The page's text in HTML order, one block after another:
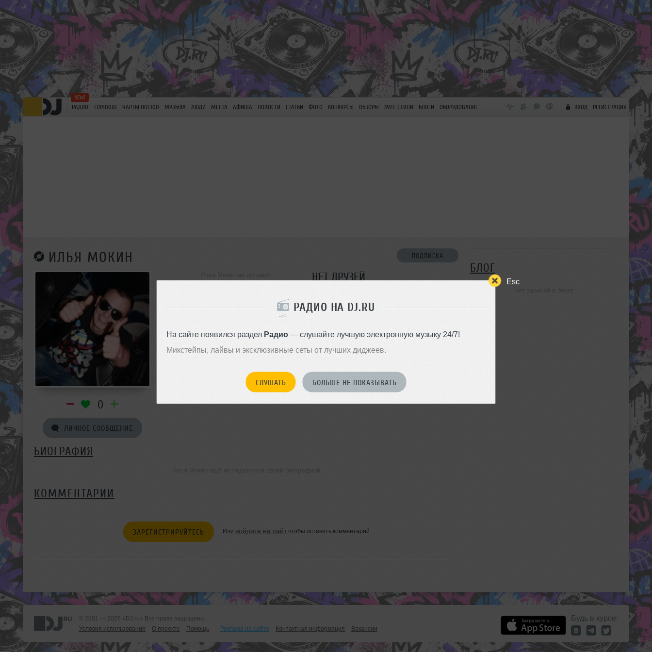
Esc
РАДИО НА DJ.RU
На сайте появился раздел Радио— слушайте лучшую электронную музыку 24/7!
Микстейпы, лайвы и эксклюзивные сеты от лучших диджеев.
СЛУШАТЬ БОЛЬШЕ НЕ ПОКАЗЫВАТЬ
РАДИО TOP100DJ ЧАРТЫ HOT100 МУЗЫКА ЛЮДИ МЕСТА АФИША НОВОСТИ СТАТЬИ ФОТО КОНКУРСЫ ОБЗОРЫ МУЗ. СТИЛИ БЛОГИ ОБОРУДОВАНИЕ ВХОД РЕГИСТРАЦИЯ
ИЛЬЯ МОКИН ПОДПИСКА
0
ЛИЧНОЕ СООБЩЕНИЕ
НЕТ ДРУЗЕЙ
БИОГРАФИЯ
КОММЕНТАРИИ
ЗАРЕГИСТРИРУЙТЕСЬ Или войдите на сайтчтобы оставить комментарий
БЛОГ
© 2001 — 2026 «DJ.ru» Все права защищены.
Условия использования
О проекте Помощь Реклама на сайте Контактная информация Вакансии
Будь в курсе: